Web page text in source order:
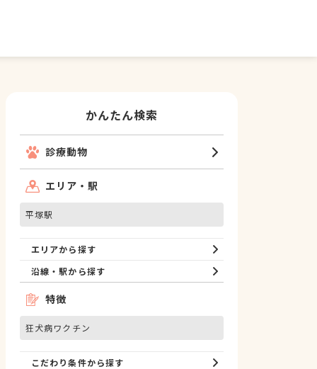
かんたん検索
診療動物
エリア・駅
平塚駅
エリアから探す
沿線・駅から探す
特徴
狂犬病ワクチン
こだわり条件から探す